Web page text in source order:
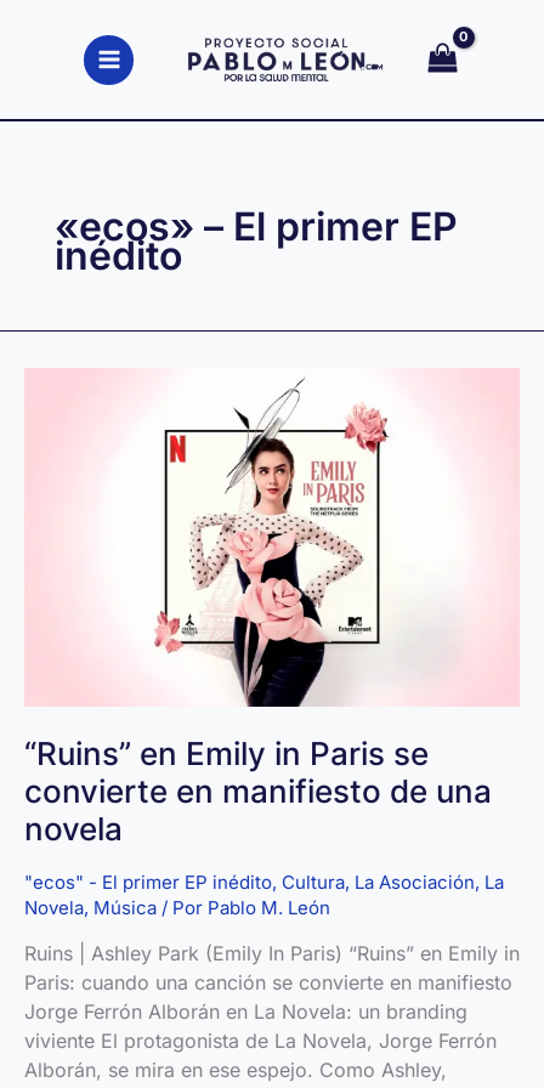
contenido
«ecos» – El primer EP
inédito
“Ruins” en Emily in Paris se
convierte en manifiesto de una
novela
"ecos" - El primer EP inédito, Cultura, La Asociación, La
Novela, Música / Por Pablo M. León
Ruins | Ashley Park (Emily In Paris) “Ruins” en Emily in
Paris: cuando una canción se convierte en manifiesto
Jorge Ferrón Alborán en La Novela: un branding
viviente El protagonista de La Novela, Jorge Ferrón
Alborán, se mira en ese espejo. Como Ashley,